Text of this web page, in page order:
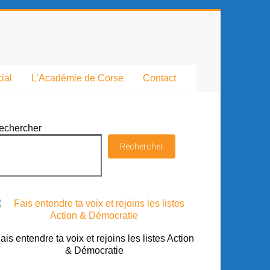
L’Académie de Corse Contact
Rechercher
entendre ta voix et rejoins les listes Action
& Démocratie